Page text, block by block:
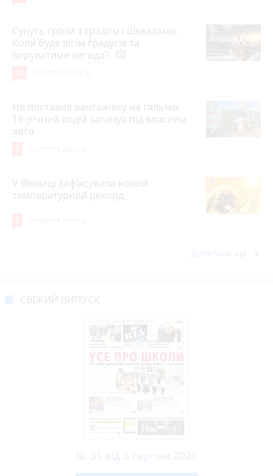
Сунуть грози з градом і шквалами.
Коли буде вісім градусів та
вируватиме негода?
Не поставив вантажівку на гальмо:
19-річний водій загинув під власним
авто
У Вінниці зафіксували новий
температурний рекорд